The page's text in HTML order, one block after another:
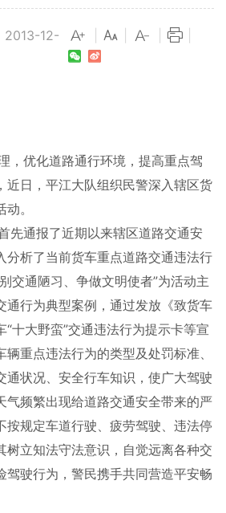
2013-12-
，优化道路通行环境，提高重点驾
近日，平江大队组织民警深入辖区货
。
先通报了近期以来辖区道路交通安
分析了当前货车重点道路交通违法行
交通陋习、争做文明使者”为活动主
通行为典型案例，通过发放《致货车
十大野蛮”交通违法行为提示卡等宣
重点违法行为的类型及处罚标准、
通状况、安全行车知识，使广大驾驶
气频繁出现给道路交通安全带来的严
按规定车道行驶、疲劳驾驶、违法停
树立知法守法意识，自觉远离各种交
驾驶行为，警民携手共同营造平安畅